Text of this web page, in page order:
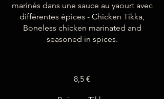
marinés dans une sauce au yaourt avec
différentes épices - Chicken Tikka,
Boneless chicken marinated and
seasoned in spices.
8,5 €